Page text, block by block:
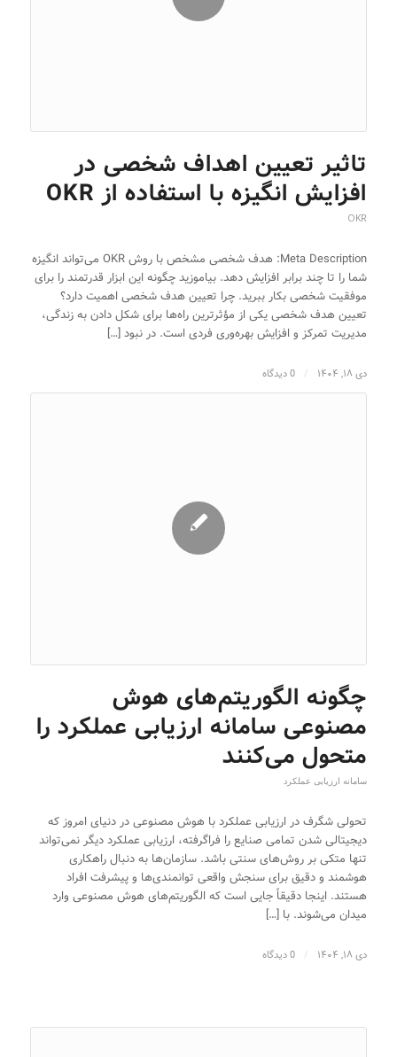
تاثیر تعیین اهداف شخصی در
افزایش انگیزه با استفاده از OKR
OKR
Meta Description: هدف شخصی مشخص با روش OKR می‌تواند انگیزه
شما را تا چند برابر افزایش دهد. بیاموزید چگونه این ابزار قدرتمند را برای
موفقیت شخصی بکار ببرید. چرا تعیین هدف شخصی اهمیت دارد؟
تعیین هدف شخصی یکی از مؤثرترین راه‌ها برای شکل‌ دادن به زندگی،
مدیریت تمرکز و افزایش بهره‌وری فردی است. در نبود […]
دی ۱۸, ۱۴۰۴ / 0 دیدگاه
چگونه الگوریتم‌های هوش
مصنوعی سامانه ارزیابی عملکرد را
متحول می‌کنند
سامانه ارزیابی عملکرد
تحولی شگرف در ارزیابی عملکرد با هوش مصنوعی در دنیای امروز که
دیجیتالی شدن تمامی صنایع را فراگرفته، ارزیابی عملکرد دیگر نمی‌تواند
تنها متکی بر روش‌های سنتی باشد. سازمان‌ها به دنبال راهکاری
هوشمند و دقیق برای سنجش واقعی توانمندی‌ها و پیشرفت افراد
هستند. اینجا دقیقاً جایی است که الگوریتم‌های هوش مصنوعی وارد
میدان می‌شوند. با […]
دی ۱۸, ۱۴۰۴ / 0 دیدگاه